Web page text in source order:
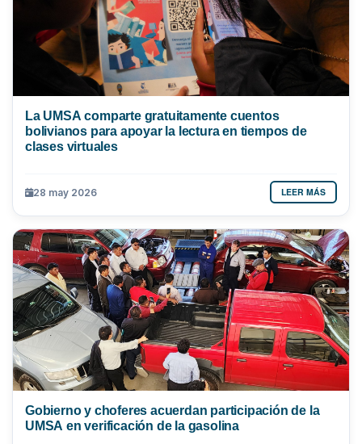
La UMSA comparte gratuitamente cuentos
bolivianos para apoyar la lectura en tiempos de
clases virtuales
28 may 2026 LEER MÁS
Gobierno y choferes acuerdan participación de la
UMSA en verificación de la gasolina